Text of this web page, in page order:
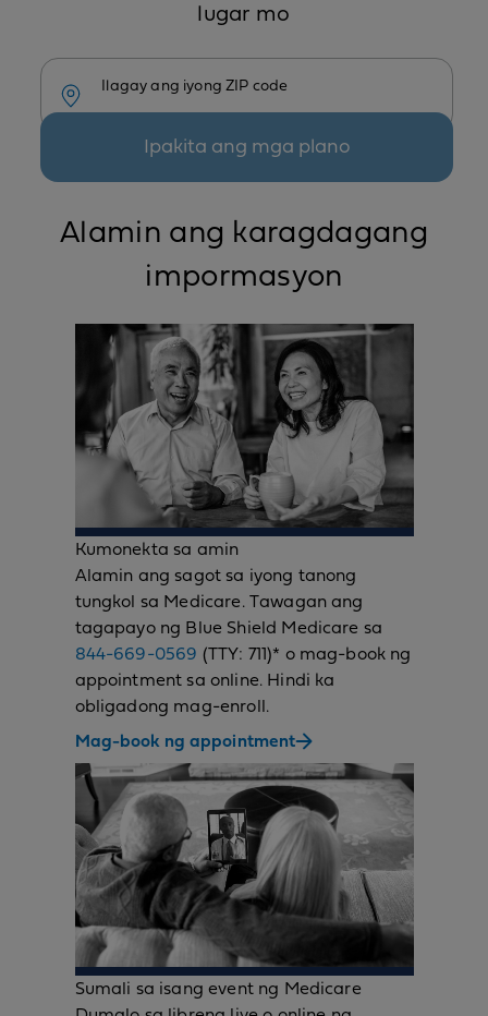
lugar mo
Ilagay ang iyong ZIP code
Ipakita ang mga plano
Alamin ang karagdagang
impormasyon
Kumonekta sa amin
Alamin ang sagot sa iyong tanong
tungkol sa Medicare. Tawagan ang
tagapayo ng Blue Shield Medicare sa
844-669-0569 (TTY: 711)* o mag-book ng
appointment sa online. Hindi ka
obligadong mag-enroll.
Mag-book ng appointment
Sumali sa isang event ng Medicare